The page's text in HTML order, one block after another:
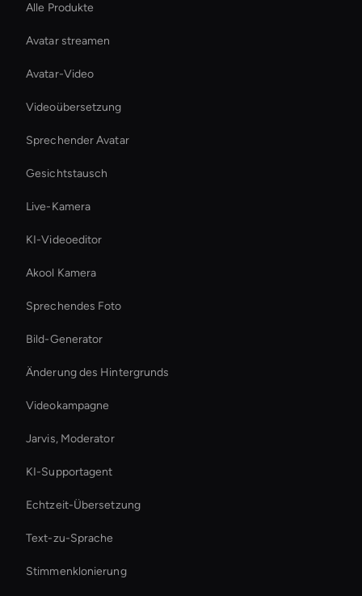
Alle Produkte
Avatar streamen
Avatar-Video
Videoübersetzung
Sprechender Avatar
Gesichtstausch
Live-Kamera
KI-Videoeditor
Akool Kamera
Sprechendes Foto
Bild-Generator
Änderung des Hintergrunds
Videokampagne
Jarvis, Moderator
KI-Supportagent
Echtzeit-Übersetzung
Text-zu-Sprache
Stimmenklonierung